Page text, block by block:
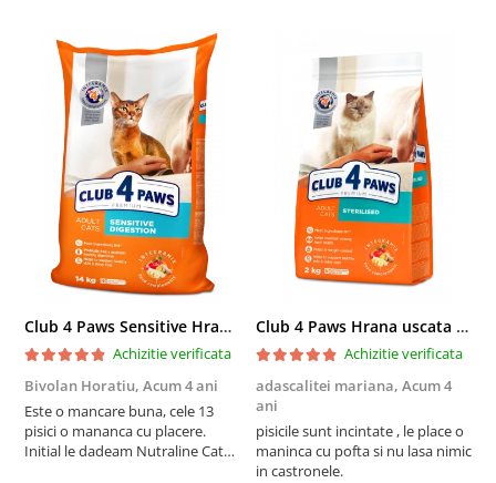
Club 4 Paws Sensitive Hrana uscata pisici adulte, 14kg
Achizitie verificata
Bivolan Horatiu, Acum 4 ani
Este o mancare buna, cele 13
pisici o mananca cu placere.
Initial le dadeam Nutraline Cat
Club 4 Paws Hrana uscata pisici sterilizate, 2kg
Achizitie verificata
adascalitei mariana, Acum 4
ani
pisicile sunt incintate , le place o
maninca cu pofta si nu lasa nimic
in castronele.